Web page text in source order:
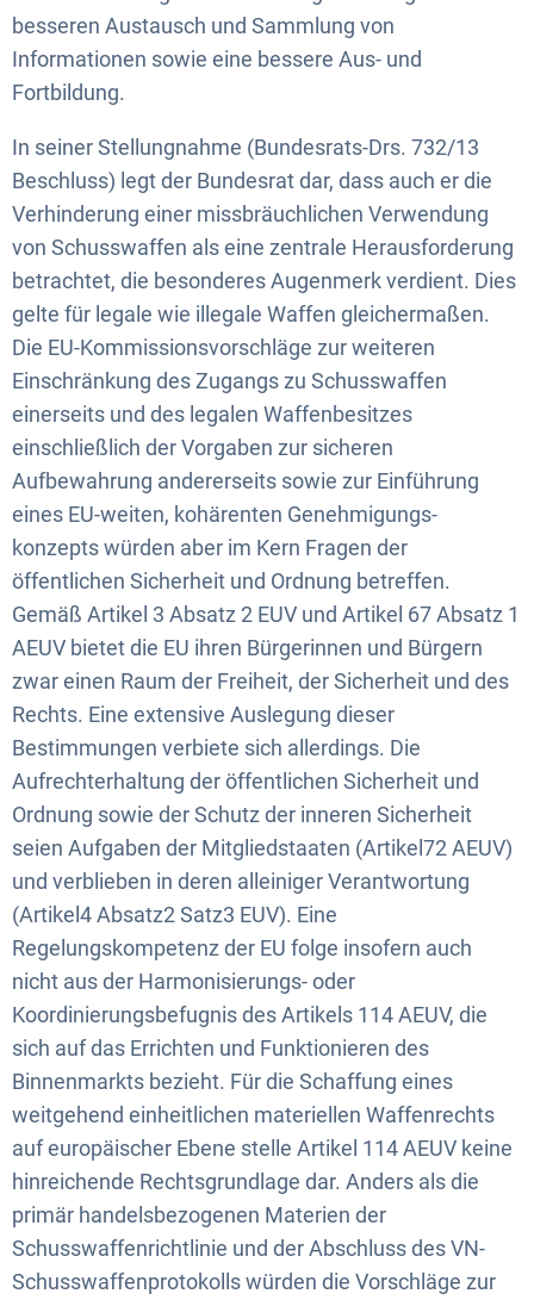
besseren Austausch und Sammlung von
Informationen sowie eine bessere Aus- und
Fortbildung.
In seiner Stellungnahme (Bundesrats-Drs. 732/13
Beschluss) legt der Bundesrat dar, dass auch er die
Verhinderung einer missbräuchlichen Verwendung
von Schusswaffen als eine zentrale Herausforderung
betrachtet, die besonderes Augenmerk verdient. Dies
gelte für legale wie illegale Waffen gleichermaßen.
Die EU-Kommissionsvorschläge zur weiteren
Einschränkung des Zugangs zu Schusswaffen
einerseits und des legalen Waffenbesitzes
einschließlich der Vorgaben zur sicheren
Aufbewahrung andererseits sowie zur Einführung
eines EU-weiten, kohärenten Genehmigungs-
konzepts würden aber im Kern Fragen der
öffentlichen Sicherheit und Ordnung betreffen.
Gemäß Artikel 3 Absatz 2 EUV und Artikel 67 Absatz 1
AEUV bietet die EU ihren Bürgerinnen und Bürgern
zwar einen Raum der Freiheit, der Sicherheit und des
Rechts. Eine extensive Auslegung dieser
Bestimmungen verbiete sich allerdings. Die
Aufrechterhaltung der öffentlichen Sicherheit und
Ordnung sowie der Schutz der inneren Sicherheit
seien Aufgaben der Mitgliedstaaten (Artikel72 AEUV)
und verblieben in deren alleiniger Verantwortung
(Artikel4 Absatz2 Satz3 EUV). Eine
Regelungskompetenz der EU folge insofern auch
nicht aus der Harmonisierungs- oder
Koordinierungsbefugnis des Artikels 114 AEUV, die
sich auf das Errichten und Funktionieren des
Binnenmarkts bezieht. Für die Schaffung eines
weitgehend einheitlichen materiellen Waffenrechts
auf europäischer Ebene stelle Artikel 114 AEUV keine
hinreichende Rechtsgrundlage dar. Anders als die
primär handelsbezogenen Materien der
Schusswaffenrichtlinie und der Abschluss des VN-
Schusswaffenprotokolls würden die Vorschläge zur